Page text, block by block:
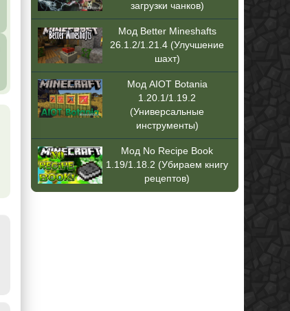
загрузки чанков)
Мод Better Mineshafts
26.1.2/1.21.4 (Улучшение
шахт)
Мод AIOT Botania
1.20.1/1.19.2
(Универсальные
инструменты)
Мод No Recipe Book
1.19/1.18.2 (Убираем книгу
рецептов)